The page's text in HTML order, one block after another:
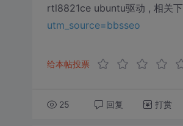
rtl8821ce ubuntu驱动 , 相关下
utm_source=bbsseo
给本帖投票
25 回复 打赏